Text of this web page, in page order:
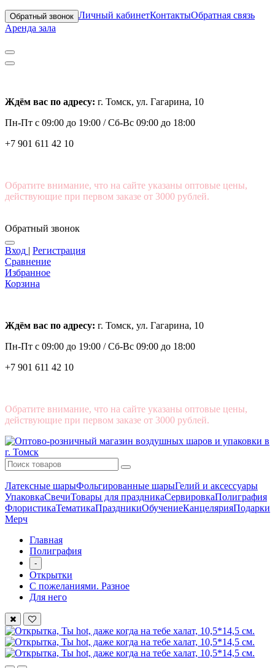
Обратный звонок Личный кабинетКонтактыОбратная связь
Аренда зала
Ждём вас по адресу: г. Томск, ул. Гагарина, 10
Пн-Пт с 09:00 до 19:00 /Сб-Вс 09:00 до 18:00
+7 901 611 42 10
Обратите внимание, что на сайте указаны оптовые цены,
действующие при первом заказе от 3000 рублей.
Обратный звонок
Вход | Регистрация
Сравнение
Избранное
Корзина
Ждём вас по адресу: г. Томск, ул. Гагарина, 10
Пн-Пт с 09:00 до 19:00 /Сб-Вс 09:00 до 18:00
+7 901 611 42 10
Обратите внимание, что на сайте указаны оптовые цены,
действующие при первом заказе от 3000 рублей.
Латексные шарыФольгированные шарыГелий и аксессуары
УпаковкаСвечиТовары для праздникаСервировкаПолиграфия
ФлористикаТематикаПраздникиОбучениеКанцелярияПодарки
Мерч
Главная
Полиграфия
-
Открытки
С пожеланиями. Разное
Для него